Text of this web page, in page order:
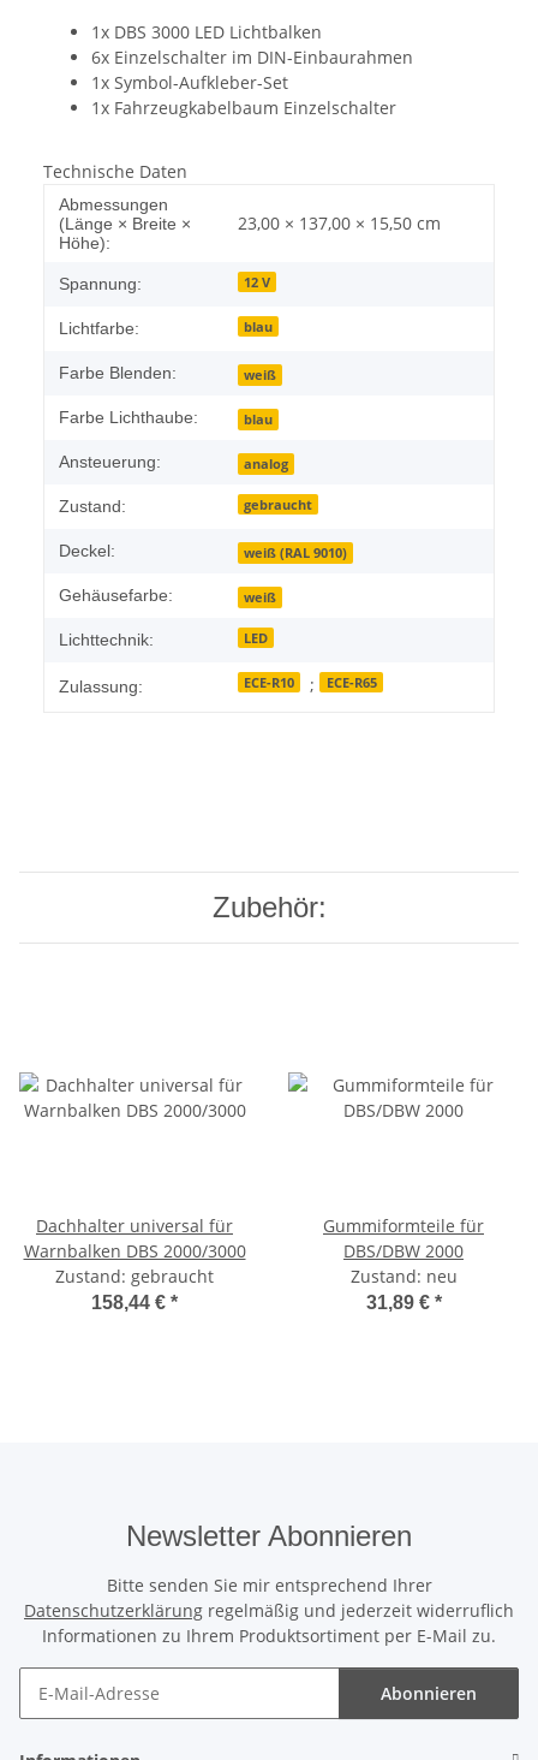
1x DBS 3000 LED Lichtbalken
6x Einzelschalter im DIN-Einbaurahmen
1x Symbol-Aufkleber-Set
1x Fahrzeugkabelbaum Einzelschalter
Technische Daten
Abmessungen
(Länge × Breite ×
Höhe):
23,00 × 137,00 × 15,50 cm
Spannung: 12 V
Lichtfarbe: blau
Farbe Blenden: weiß
Farbe Lichthaube: blau
Ansteuerung: analog
Zustand: gebraucht
Deckel: weiß (RAL 9010)
Gehäusefarbe: weiß
Lichttechnik: LED
Zulassung: ECE-R10 ; ECE-R65
Zubehör:
Dachhalter universal für
Warnbalken DBS 2000/3000
Zustand: gebraucht
158,44 € *
Gummiformteile für
DBS/DBW 2000
Zustand: neu
31,89 € *
Newsletter Abonnieren
Bitte senden Sie mir entsprechend Ihrer
Datenschutzerklärung regelmäßig und jederzeit widerruflich
Informationen zu Ihrem Produktsortiment per E-Mail zu.
Abonnieren